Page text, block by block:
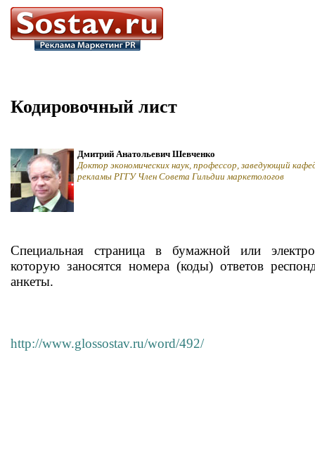
Кодировочный лист
Дмитрий Анатольевич Шевченко
Доктор экономических наук, профессор, заведующий
рекламы РГГУ Член Совета Гильдии маркетологов
Специальная страница в бумажной или
которую заносятся номера (коды) ответов
анкеты.
http://www.glossostav.ru/word/492/